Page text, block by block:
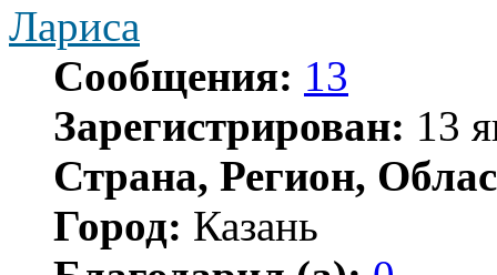
Лариса
Сообщения: 13
Зарегистрирован: 13
Страна, Регион,
Город: Казань